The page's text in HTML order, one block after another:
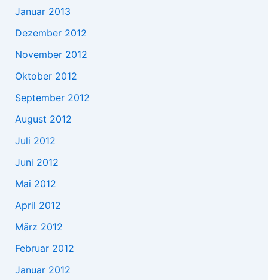
Januar 2013
Dezember 2012
November 2012
Oktober 2012
September 2012
August 2012
Juli 2012
Juni 2012
Mai 2012
April 2012
März 2012
Februar 2012
Januar 2012